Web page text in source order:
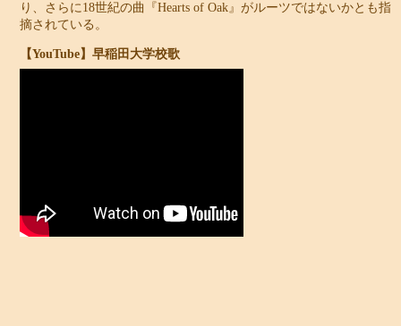
り、さらに18世紀の曲『Hearts of Oak』がルーツではないかとも指
摘されている。
【YouTube】早稲田大学校歌